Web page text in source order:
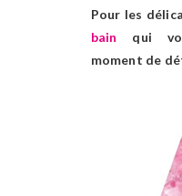
Pour les
bain qui
moment de